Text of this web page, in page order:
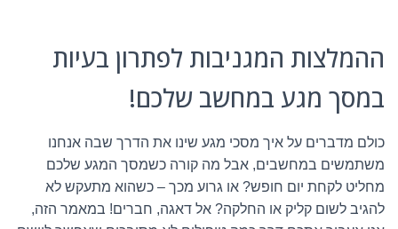
ההמלצות המגניבות לפתרון בעיות
במסך מגע במחשב שלכם!
כולם מדברים על איך מסכי מגע שינו את הדרך שבה אנחנו
משתמשים במחשבים, אבל מה קורה כשמסך המגע שלכם
מחליט לקחת יום חופש? או גרוע מכך – כשהוא מתעקש לא
להגיב לשום קליק או החלקה? אל דאגה, חברים! במאמר הזה,